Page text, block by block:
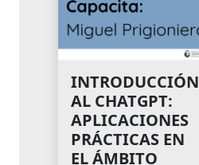
INTRODUCCIÓN
AL CHATGPT:
APLICACIONES
PRÁCTICAS EN
EL ÁMBITO